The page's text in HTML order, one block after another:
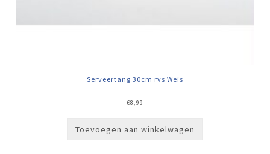
Serveertang 30cm rvs Weis
€8,99
Toevoegen aan winkelwagen